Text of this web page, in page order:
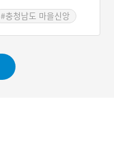
#충청남도 마을신앙